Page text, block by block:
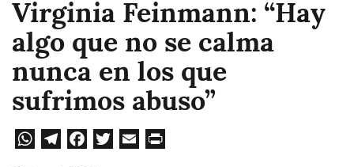
Virginia Feinmann: “Hay
algo que no se calma
nunca en los que
sufrimos abuso”
W
Te
Fa